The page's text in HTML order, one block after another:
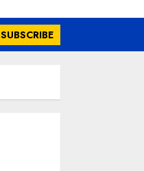
SUBSCRIBE